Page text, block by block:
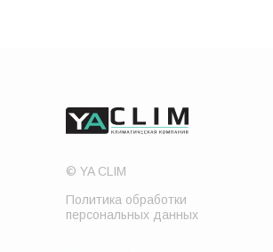
© YA CLIM
Политика обработки
персональных данных